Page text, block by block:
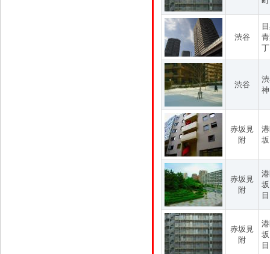
渋谷
渋谷
赤坂見
附
赤坂見
附
目
赤坂見
附
目